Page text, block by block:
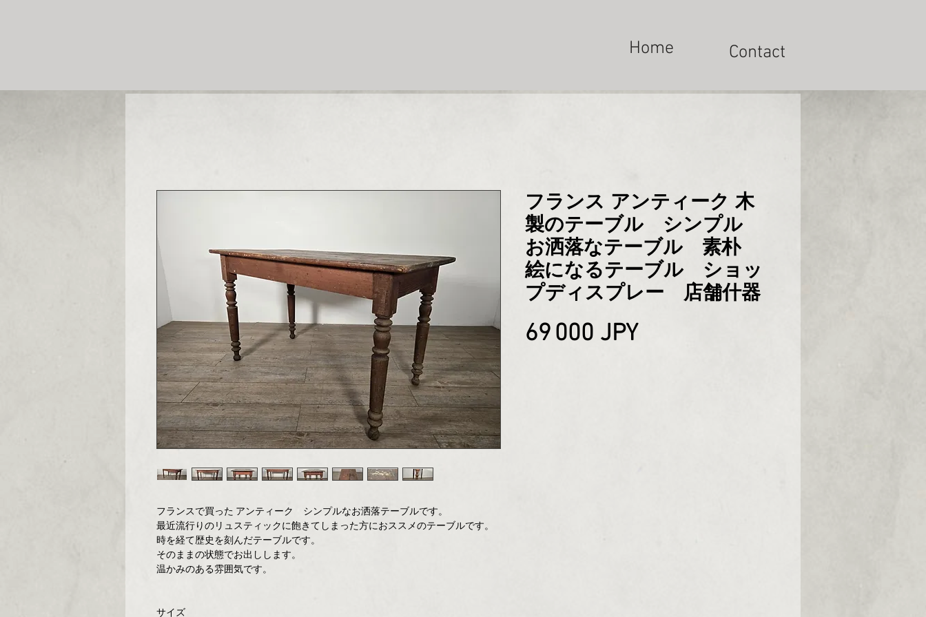
Home Contact
フランスで買った アンティーク シンプルなお洒落テーブルです。
最近流行りのリュスティックに飽きてしまった方におススメのテーブルです。
時を経て歴史を刻んだテーブルです。
そのままの状態でお出しします。
温かみのある雰囲気です。
サイズ
フランス アンティーク 木
製のテーブル シンプル
お洒落なテーブル 素朴
絵になるテーブル ショッ
プディスプレー 店舗什器
69 000 JPYPrix